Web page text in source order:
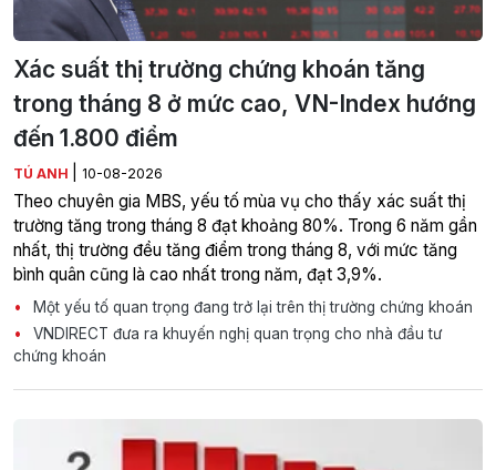
Xác suất thị trường chứng khoán tăng
trong tháng 8 ở mức cao, VN-Index hướng
đến 1.800 điểm
TÚ ANH 10-08-2026
Theo chuyên gia MBS, yếu tố mùa vụ cho thấy xác suất thị
trường tăng trong tháng 8 đạt khoảng 80%. Trong 6 năm gần
nhất, thị trường đều tăng điểm trong tháng 8, với mức tăng
bình quân cũng là cao nhất trong năm, đạt 3,9%.
Một yếu tố quan trọng đang trở lại trên thị trường chứng khoán
VNDIRECT đưa ra khuyến nghị quan trọng cho nhà đầu tư
chứng khoán